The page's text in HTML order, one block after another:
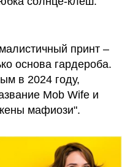
принт –
основа гардероба.
в 2024 году,
Mob Wife и
мафиози".